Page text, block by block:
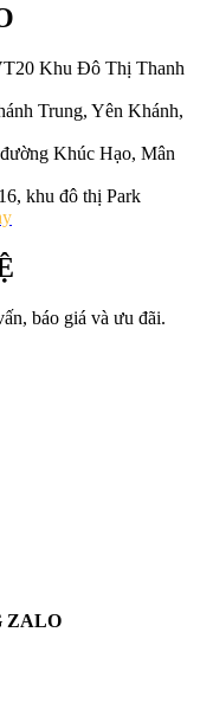
Khu Đô Thị Thanh
Trung, Yên Khánh,
Khúc Hạo, Mân
khu đô thị Park
báo giá và ưu đãi.
ZALO